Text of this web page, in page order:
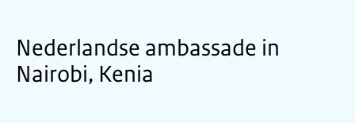
Nederlandse ambassade in
Nairobi, Kenia